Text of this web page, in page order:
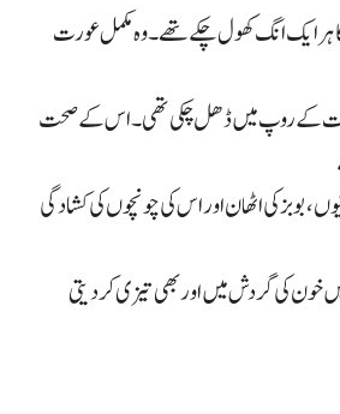
ہر ایک انگ کھول چکے تھے۔ وہ مکمل عورت
کے روپ میں ڈھل چکی تھی۔ اس کے صحت
بوبز کی اٹھان اور اس کی چونچوں کی کشادگی
کی گردش میں اور بھی تیزی کر دیتی